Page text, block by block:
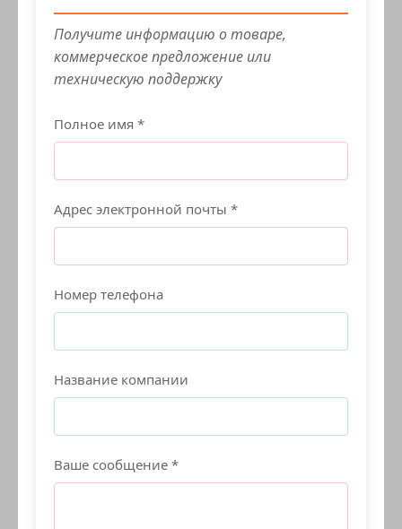
Получите информацию о товаре,
коммерческое предложение или
техническую поддержку
Полное имя *
Адрес электронной почты *
Номер телефона
Название компании
Ваше сообщение *